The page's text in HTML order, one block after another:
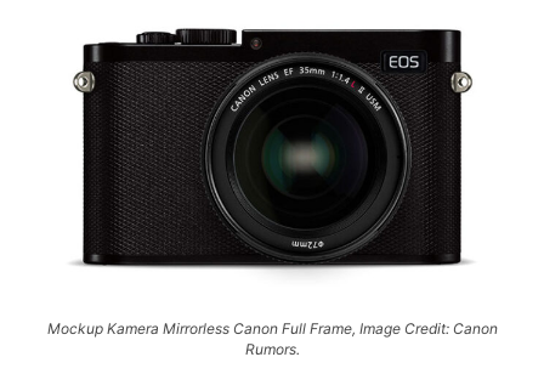
Mockup Kamera Mirrorless Canon Full Frame, Image Credit: Canon
Rumors.